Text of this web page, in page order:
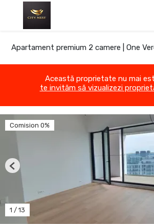
Apartament premium 2 camere | One
Această proprietate nu mai
te invităm să vizualizezi
Comision 0%
1 / 13
Previous